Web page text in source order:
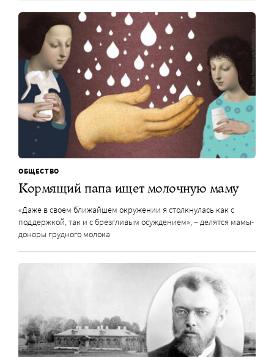
ОБЩЕСТВО
Кормящий папа ищет молочную маму
«Даже в своем ближайшем окружении я столкнулась как с
поддержкой, так и с брезгливым осуждением», – делятся мамы-
доноры грудного молока